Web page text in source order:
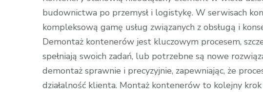
budownictwa po przemysł i logistykę. W serwisach
kompleksową gamę usług związanych z obsługą i
Demontaż kontenerów jest kluczowym procesem,
spełniają swoich zadań, lub potrzebne są nowe
demontaż sprawnie i precyzyjnie, zapewniając, że
działalność klienta. Montaż kontenerów to kolejny